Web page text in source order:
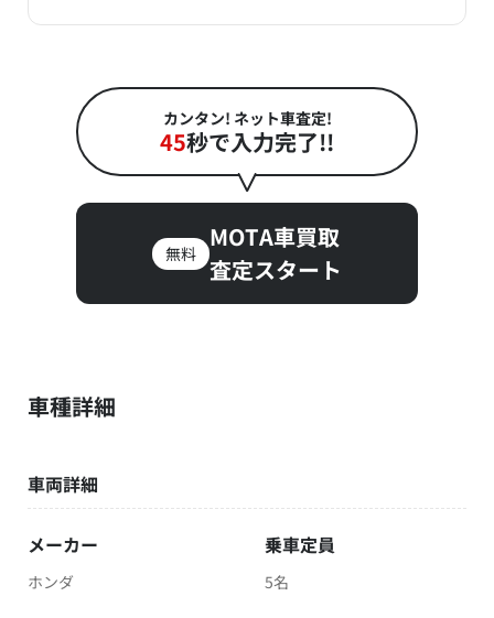
カンタン! ネット車査定!
45秒で入力完了!!
無料
MOTA車買取
査定スタート
車種詳細
車両詳細
メーカー
ホンダ
乗車定員
5名